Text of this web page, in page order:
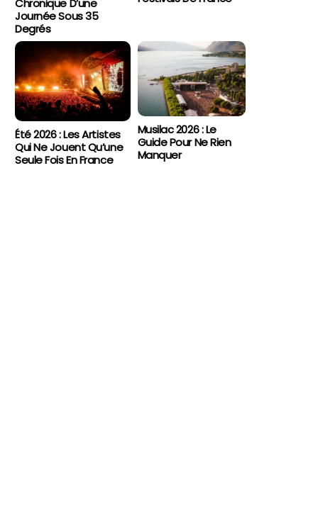
Chronique D’une
Journée Sous 35
Degrés
Été 2026 : Les Artistes
Qui Ne Jouent Qu’une
Seule Fois En France
Musilac 2026 : Le
Guide Pour Ne Rien
Manquer